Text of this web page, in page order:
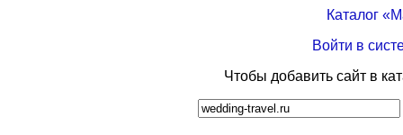
Каталог
Войти в
Чтобы добавить сайт в